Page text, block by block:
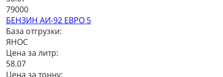
79000
БЕНЗИН АИ-92 ЕВРО 5
База отгрузки:
ЯНОС
Цена за литр:
58.07
Цена за тонну: